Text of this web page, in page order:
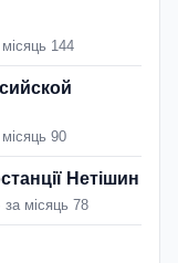
144
90
Нетішин
за місяць 78